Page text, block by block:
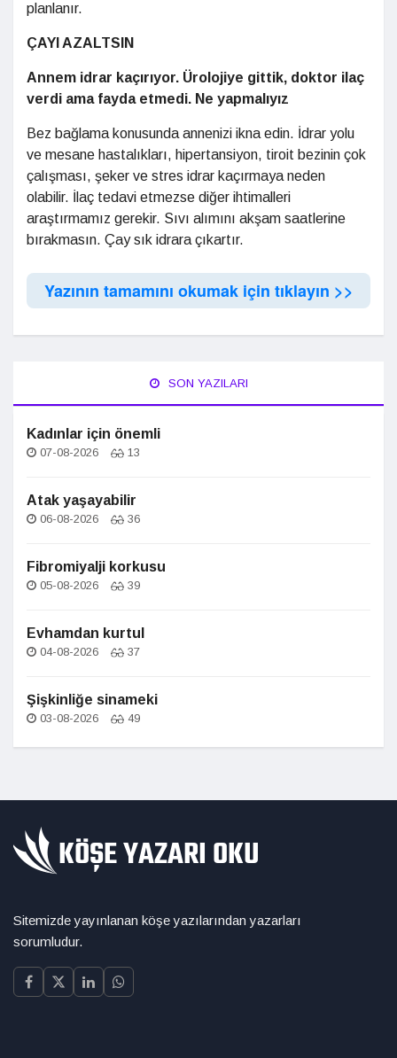
planlanır.
ÇAYI AZALTSIN
Annem idrar kaçırıyor. Ürolojiye gittik, doktor ilaç
verdi ama fayda etmedi. Ne yapmalıyız
Bez bağlama konusunda annenizi ikna edin. İdrar yolu
ve mesane hastalıkları, hipertansiyon, tiroit bezinin çok
çalışması, şeker ve stres idrar kaçırmaya neden
olabilir. İlaç tedavi etmezse diğer ihtimalleri
araştırmamız gerekir. Sıvı alımını akşam saatlerine
bırakmasın. Çay sık idrara çıkartır.
Yazının tamamını okumak için tıklayın >>
SON YAZILARI
Kadınlar için önemli
07-08-2026 13
Atak yaşayabilir
06-08-2026 36
Fibromiyalji korkusu
05-08-2026 39
Evhamdan kurtul
04-08-2026 37
Şişkinliğe sinameki
03-08-2026 49
Sitemizde yayınlanan köşe yazılarından yazarları
sorumludur.